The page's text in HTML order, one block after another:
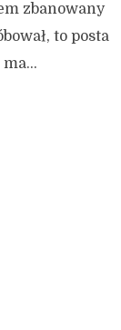
zbanowany
to posta
ma…